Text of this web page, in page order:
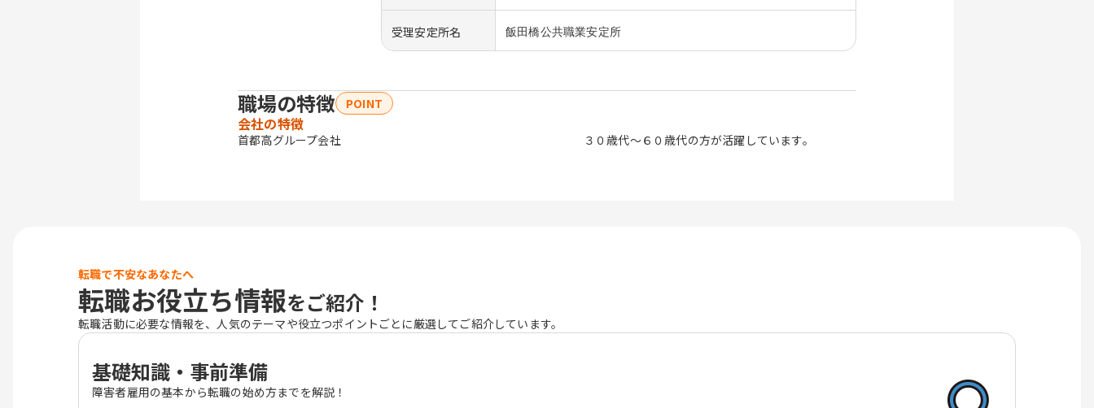
受理安定所名 飯田橋公共職業安定所
職場の特徴 POINT
会社の特徴
首都高グループ会社 ３０歳代〜６０歳代の方が活躍しています。
転職で不安なあなたへ
転職お役立ち情報をご紹介！
転職活動に必要な情報を、人気のテーマや役立つポイントごとに厳選してご紹介しています。
基礎知識・事前準備
障害者雇用の基本から転職の始め方までを解説！